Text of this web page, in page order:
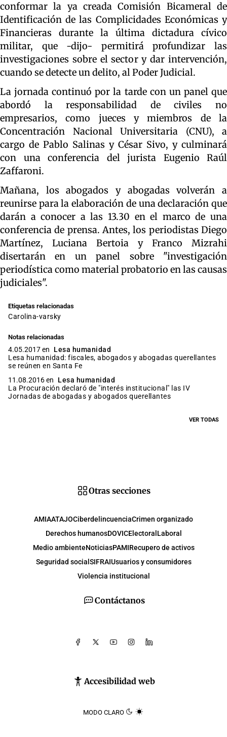
conformar la ya creada Comisión Bicameral de
Identificación de las Complicidades Económicas y
Financieras durante la última dictadura cívico
militar, que -dijo- permitirá profundizar las
investigaciones sobre el sector y dar intervención,
cuando se detecte un delito, al Poder Judicial.
La jornada continuó por la tarde con un panel que
abordó la responsabilidad de civiles no
empresarios, como jueces y miembros de la
Concentración Nacional Universitaria (CNU), a
cargo de Pablo Salinas y César Sivo, y culminará
con una conferencia del jurista Eugenio Raúl
Zaffaroni.
Mañana, los abogados y abogadas volverán a
reunirse para la elaboración de una declaración que
darán a conocer a las 13.30 en el marco de una
conferencia de prensa. Antes, los periodistas Diego
Martínez, Luciana Bertoia y Franco Mizrahi
disertarán en un panel sobre "investigación
periodística como material probatorio en las causas
judiciales".
Etiquetas relacionadas
carolina-varsky
Notas relacionadas
4.05.2017 en
Lesa humanidad
Lesa humanidad: fiscales, abogados y abogadas querellantes
se reúnen en Santa Fe
11.08.2016 en
Lesa humanidad
La Procuración declaró de "interés institucional" las IV
Jornadas de abogadas y abogados querellantes
VER TODAS
Contáctanos
Accesibilidad web
MODO CLARO
Otras secciones
AMIAATAJOCiberdelincuenciaCrimen organizado
Derechos humanosDOVICElectoral Laboral
Medio ambienteNoticiasPAMIRecupero de activos
Seguridad social SIFRAIUsuarios y consumidores
Violencia institucional